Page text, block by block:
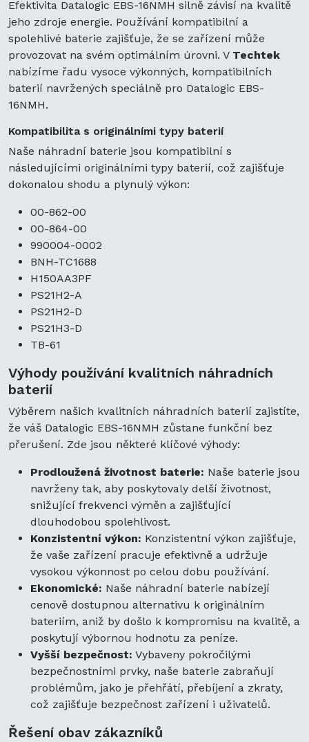
Efektivita Datalogic EBS-16NMH silně závisí na kvalitě
jeho zdroje energie. Používání kompatibilní a
spolehlivé baterie zajišťuje, že se zařízení může
provozovat na svém optimálním úrovni. V Techtek
nabízíme řadu vysoce výkonných, kompatibilních
baterií navržených speciálně pro Datalogic EBS-
16NMH.
Kompatibilita s originálními typy baterií
Naše náhradní baterie jsou kompatibilní s
následujícími originálními typy baterií, což zajišťuje
dokonalou shodu a plynulý výkon:
00-862-00
00-864-00
990004-0002
BNH-TC1688
H150AA3PF
PS21H2-A
PS21H2-D
PS21H3-D
TB-61
Výhody používání kvalitních náhradních
baterií
Výběrem našich kvalitních náhradních baterií zajistíte,
že váš Datalogic EBS-16NMH zůstane funkční bez
přerušení. Zde jsou některé klíčové výhody:
Prodloužená životnost baterie: Naše baterie jsou
navrženy tak, aby poskytovaly delší životnost,
snižující frekvenci výměn a zajišťující
dlouhodobou spolehlivost.
Konzistentní výkon: Konzistentní výkon zajišťuje,
že vaše zařízení pracuje efektivně a udržuje
vysokou výkonnost po celou dobu používání.
Ekonomické: Naše náhradní baterie nabízejí
cenově dostupnou alternativu k originálním
bateriím, aniž by došlo k kompromisu na kvalitě, a
poskytují výbornou hodnotu za peníze.
Vyšší bezpečnost: Vybaveny pokročilými
bezpečnostními prvky, naše baterie zabraňují
problémům, jako je přehřátí, přebíjení a zkraty,
což zajišťuje bezpečnost zařízení i uživatelů.
Řešení obav zákazníků